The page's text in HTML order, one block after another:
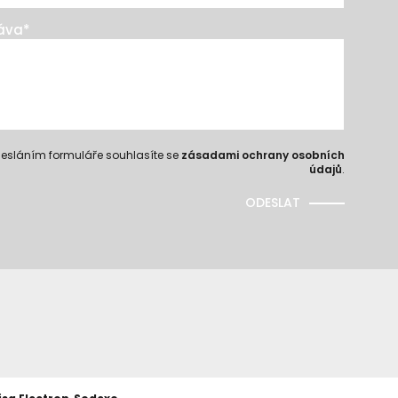
*
formuláře souhlasíte se zásadami ochrany osobních
údajů.
ODESLAT